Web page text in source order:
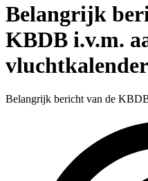
Belangrijk
KBDB i.v.m.
Belangrijk bericht van de